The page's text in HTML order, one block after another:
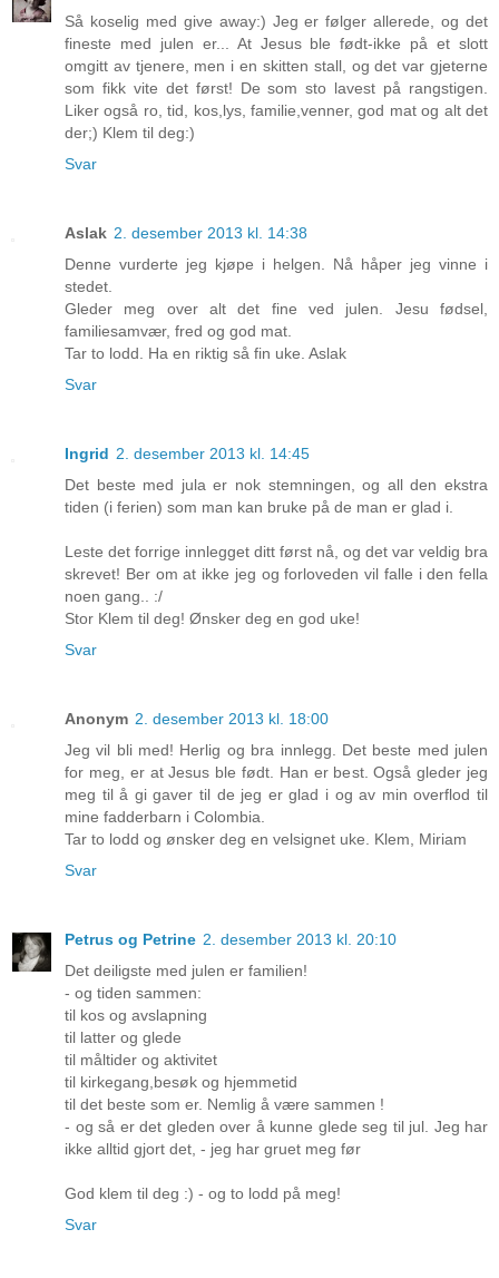
Så koselig med give away:) Jeg er følger allerede, og det
fineste med julen er... At Jesus ble født-ikke på et slott
omgitt av tjenere, men i en skitten stall, og det var gjeterne
som fikk vite det først! De som sto lavest på rangstigen.
Liker også ro, tid, kos,lys, familie,venner, god mat og alt det
der;) Klem til deg:)
Svar
Aslak 2. desember 2013 kl. 14:38
Denne vurderte jeg kjøpe i helgen. Nå håper jeg vinne i
stedet.
Gleder meg over alt det fine ved julen. Jesu fødsel,
familiesamvær, fred og god mat.
Tar to lodd. Ha en riktig så fin uke. Aslak
Svar
Ingrid 2. desember 2013 kl. 14:45
Det beste med jula er nok stemningen, og all den ekstra
tiden (i ferien) som man kan bruke på de man er glad i.
Leste det forrige innlegget ditt først nå, og det var veldig bra
skrevet! Ber om at ikke jeg og forloveden vil falle i den fella
noen gang.. :/
Stor Klem til deg! Ønsker deg en god uke!
Svar
Anonym 2. desember 2013 kl. 18:00
Jeg vil bli med! Herlig og bra innlegg. Det beste med julen
for meg, er at Jesus ble født. Han er best. Også gleder jeg
meg til å gi gaver til de jeg er glad i og av min overflod til
mine fadderbarn i Colombia.
Tar to lodd og ønsker deg en velsignet uke. Klem, Miriam
Svar
Petrus og Petrine 2. desember 2013 kl. 20:10
Det deiligste med julen er familien!
- og tiden sammen:
til kos og avslapning
til latter og glede
til måltider og aktivitet
til kirkegang,besøk og hjemmetid
til det beste som er. Nemlig å være sammen !
- og så er det gleden over å kunne glede seg til jul. Jeg har
ikke alltid gjort det, - jeg har gruet meg før
God klem til deg :) - og to lodd på meg!
Svar